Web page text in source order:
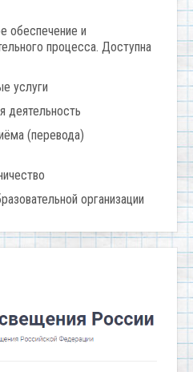
обеспечение и
процесса. Доступна
услуги
деятельность
(перевода)
организации